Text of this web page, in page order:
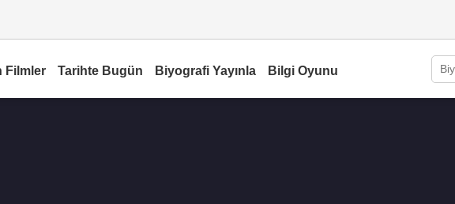
Filmler Tarihte Bugün Biyografi Yayınla Bilgi Oyunu